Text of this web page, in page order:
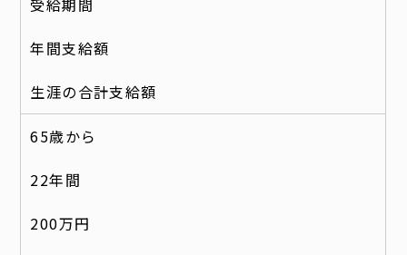
受給期間
年間支給額
生涯の合計支給額
65歳から
22年間
200万円